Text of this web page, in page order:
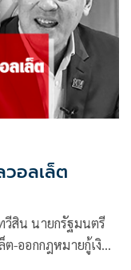
วอลเล็ต
วีสิน นายกรัฐมนตรี
ต-ออกกฎหมายกู้เงิน